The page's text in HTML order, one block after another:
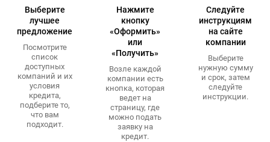
Выберите
лучшее
предложение
Посмотрите
список
доступных
компаний и их
условия
кредита,
подберите то,
что вам
подходит.
Нажмите
кнопку
«Оформить»
или
«Получить»
Возле каждой
компании есть
кнопка, которая
ведет на
страницу, где
можно подать
заявку на
кредит.
Следуйте
инструкциям
на сайте
компании
Выберите
нужную сумму
и срок, затем
следуйте
инструкции.